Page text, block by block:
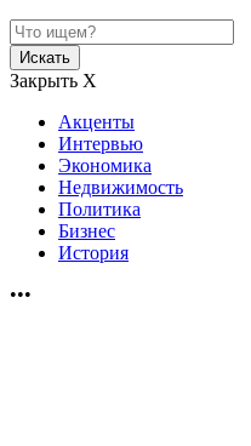
Искать
Закрыть Х
Акценты
Интервью
Экономика
Недвижимость
Политика
Бизнес
История
•••